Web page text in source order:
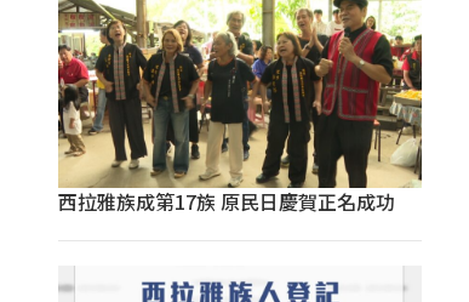
西拉雅族成第17族 原民日慶賀正名成功